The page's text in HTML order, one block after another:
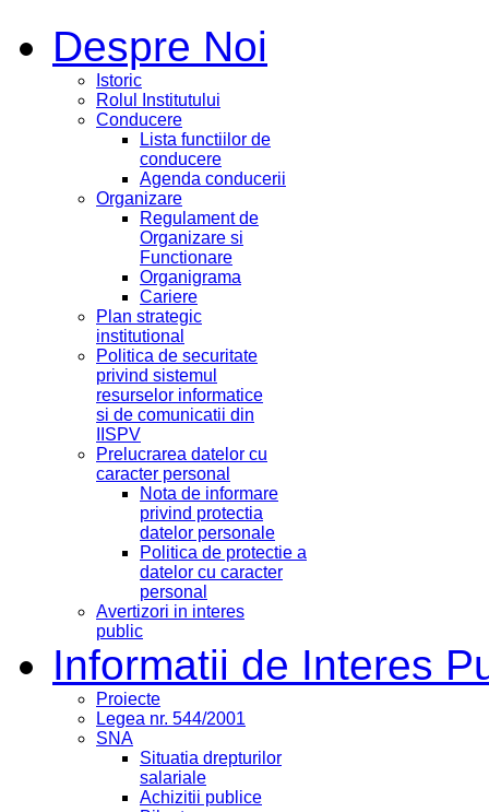
Despre Noi
Istoric
Rolul Institutului
Conducere
Lista functiilor de
conducere
Agenda conducerii
Organizare
Regulament de
Organizare si
Functionare
Organigrama
Cariere
Plan strategic
institutional
Politica de securitate
privind sistemul
resurselor informatice
si de comunicatii din
IISPV
Prelucrarea datelor cu
caracter personal
Nota de informare
privind protectia
datelor personale
Politica de protectie a
datelor cu caracter
personal
Avertizori in interes
public
Informatii de Interes
Proiecte
Legea nr. 544/2001
SNA
Situatia drepturilor
salariale
Achizitii publice